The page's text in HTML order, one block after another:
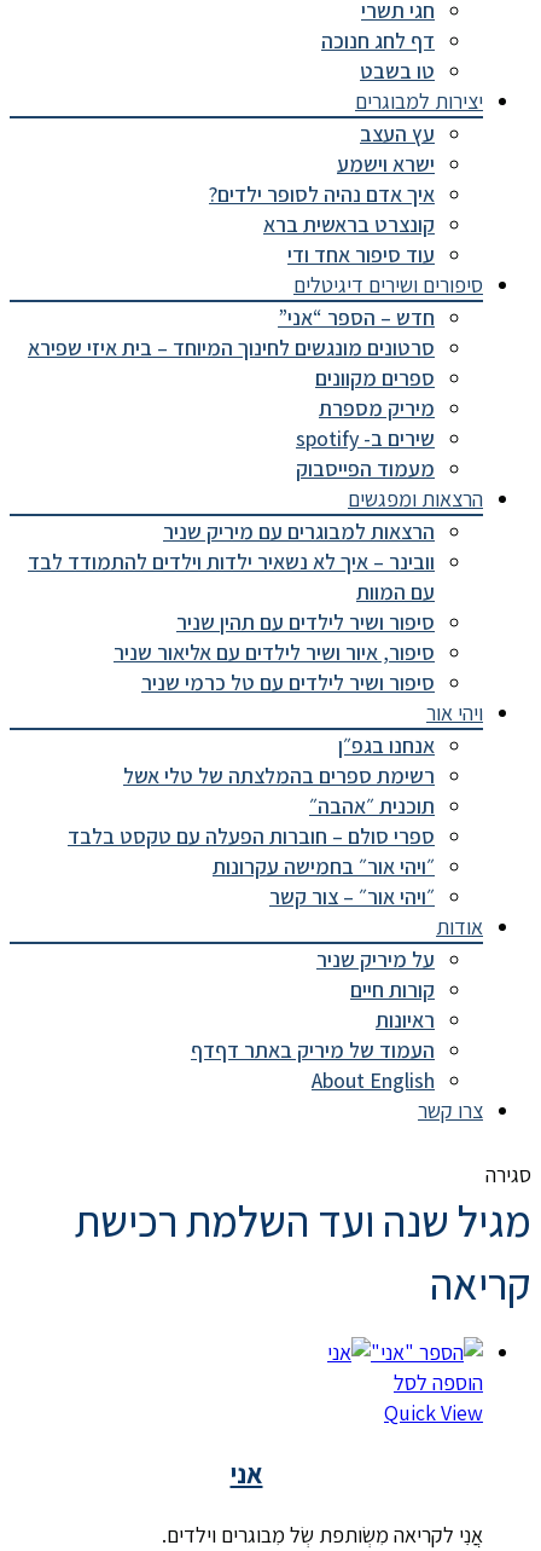
חגי תשרי
דף לחג חנוכה
טו בשבט
יצירות למבוגרים
עץ העצב
ישרא וישמע
איך אדם נהיה לסופר ילדים?
קונצרט בראשית ברא
עוד סיפור אחד ודי
סיפורים ושירים דיגיטלים
חדש – הספר “אני”
סרטונים מונגשים לחינוך המיוחד – בית איזי שפירא
ספרים מקוונים
מיריק מספרת
שירים ב- spotify
מעמוד הפייסבוק
הרצאות ומפגשים
הרצאות למבוגרים עם מיריק שניר
וובינר – איך לא נשאיר ילדות וילדים להתמודד לבד
עם המוות
סיפור ושיר לילדים עם תהין שניר
סיפור, איור ושיר לילדים עם אליאור שניר
סיפור ושיר לילדים עם טל כרמי שניר
ויהי אור
אנחנו בגפ״ן
רשימת ספרים בהמלצתה של טלי אשל
תוכנית ״אהבה״
ספרי סולם – חוברות הפעלה עם טקסט בלבד
״ויהי אור״ בחמישה עקרונות
״ויהי אור״ – צור קשר
אודות
על מיריק שניר
קורות חיים
ראיונות
העמוד של מיריק באתר דףדף
About English
צרו קשר
סגירה
מגיל שנה ועד השלמת רכישת
קריאה
הוספה לסל
Quick View
אני
אֲֲנִִי לקריאה מִשְׂותפת שְׂל מִבוגרים וילדים.